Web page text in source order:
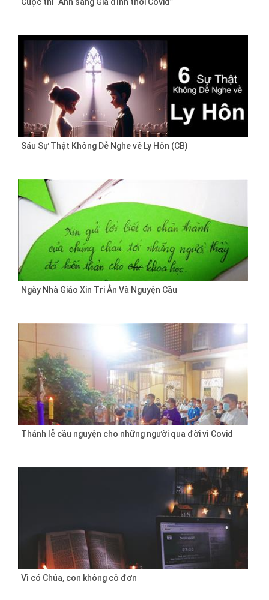
Cuộc thi “Ánh sáng Gia đình thời Covid”
Sáu Sự Thật Không Dễ Nghe về Ly Hôn (CB)
Ngày Nhà Giáo Xin Tri Ân Và Nguyện Cầu
Thánh lễ cầu nguyện cho những người qua đời vì Covid
Vì có Chúa, con không cô đơn